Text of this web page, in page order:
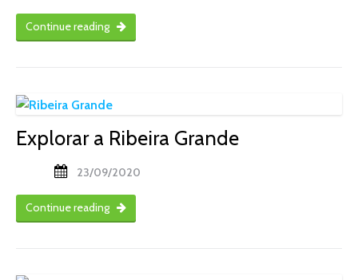
Continue reading
Explorar a Ribeira Grande
23/09/2020
Continue reading